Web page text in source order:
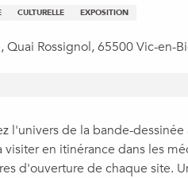
CULTURELLE EXPOSITION
Quai Rossignol, 65500 Vic-en-
l'univers de la bande-
visiter en itinérance dans les
d'ouverture de chaque site.